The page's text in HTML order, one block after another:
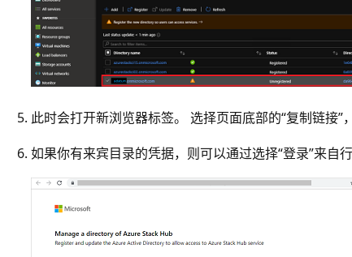
此时会打开新浏览器标签。 选择页面底部的“复制链接”
如果你有来宾目录的凭据，则可以通过选择“登录”来自行